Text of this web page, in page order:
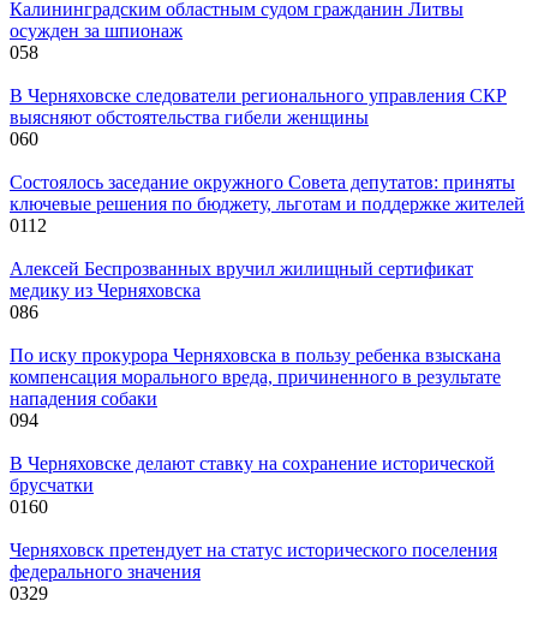
Калининградским областным судом гражданин Литвы
осужден за шпионаж
058
В Черняховске следователи регионального управления СКР
выясняют обстоятельства гибели женщины
060
Состоялось заседание окружного Совета депутатов: приняты
ключевые решения по бюджету, льготам и поддержке жителей
0112
Алексей Беспрозванных вручил жилищный сертификат
медику из Черняховска
086
По иску прокурора Черняховска в пользу ребенка взыскана
компенсация морального вреда, причиненного в результате
нападения собаки
094
В Черняховске делают ставку на сохранение исторической
брусчатки
0160
Черняховск претендует на статус исторического поселения
федерального значения
0329